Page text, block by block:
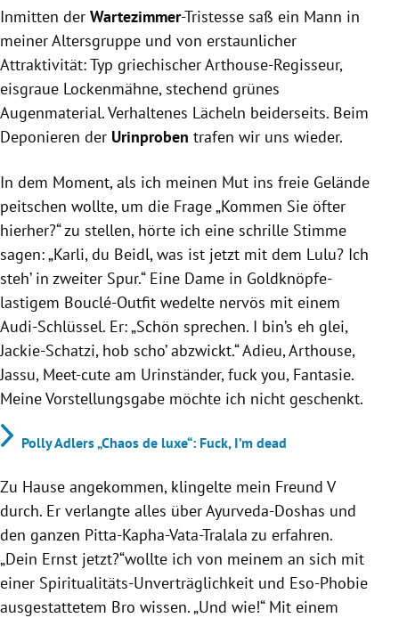
Inmitten der Wartezimmer-Tristesse saß ein Mann in
meiner Altersgruppe und von erstaunlicher
Attraktivität: Typ griechischer Arthouse-Regisseur,
eisgraue Lockenmähne, stechend grünes
Augenmaterial. Verhaltenes Lächeln beiderseits. Beim
Deponieren der Urinproben trafen wir uns wieder.
In dem Moment, als ich meinen Mut ins freie Gelände
peitschen wollte, um die Frage „Kommen Sie öfter
hierher?“ zu stellen, hörte ich eine schrille Stimme
sagen: „Karli, du Beidl, was ist jetzt mit dem Lulu? Ich
steh’ in zweiter Spur.“ Eine Dame in Goldknöpfe-
lastigem Bouclé-Outfit wedelte nervös mit einem
Audi-Schlüssel. Er: „Schön sprechen. I bin’s eh glei,
Jackie-Schatzi, hob scho’ abzwickt.“ Adieu, Arthouse,
Jassu, Meet-cute am Urinständer, fuck you, Fantasie.
Meine Vorstellungsgabe möchte ich nicht geschenkt.
Polly Adlers „Chaos de luxe“: Fuck, I’m dead
Zu Hause angekommen, klingelte mein Freund V
durch. Er verlangte alles über Ayurveda-Doshas und
den ganzen Pitta-Kapha-Vata-Tralala zu erfahren.
„Dein Ernst jetzt?“wollte ich von meinem an sich mit
einer Spiritualitäts-Unverträglichkeit und Eso-Phobie
ausgestattetem Bro wissen. „Und wie!“ Mit einem